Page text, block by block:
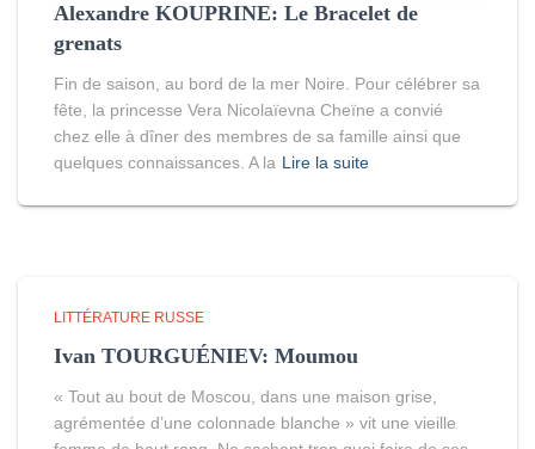
Alexandre KOUPRINE: Le Bracelet de
grenats
Fin de saison, au bord de la mer Noire. Pour célébrer sa
fête, la princesse Vera Nicolaïevna Cheïne a convié
chez elle à dîner des membres de sa famille ainsi que
quelques connaissances. A la Lire la suite
LITTÉRATURE RUSSE
Ivan TOURGUÉNIEV: Moumou
« Tout au bout de Moscou, dans une maison grise,
agrémentée d’une colonnade blanche » vit une vieille